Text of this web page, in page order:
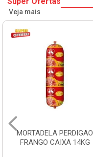
Veja mais
MORTADELA PERDIGAO
FRANGO CAIXA 14KG